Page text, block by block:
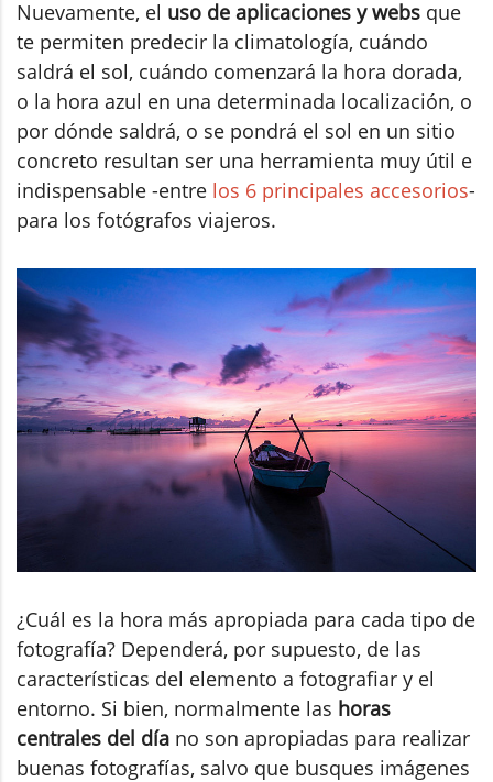
Nuevamente, el uso de aplicaciones y webs que
te permiten predecir la climatología, cuándo
saldrá el sol, cuándo comenzará la hora dorada,
o la hora azul en una determinada localización, o
por dónde saldrá, o se pondrá el sol en un sitio
concreto resultan ser una herramienta muy útil e
indispensable -entre los 6 principales accesorios-
para los fotógrafos viajeros.
¿Cuál es la hora más apropiada para cada tipo de
fotografía? Dependerá, por supuesto, de las
características del elemento a fotografiar y el
entorno. Si bien, normalmente las horas
centrales del día no son apropiadas para realizar
buenas fotografías, salvo que busques imágenes